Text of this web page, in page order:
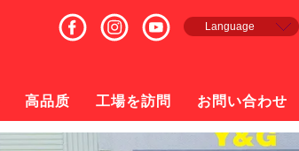
Language
русский
日本語
한국의
高品质 工場を訪問 お問い合わせ